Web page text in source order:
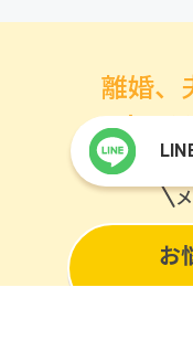
離婚、
オン
お